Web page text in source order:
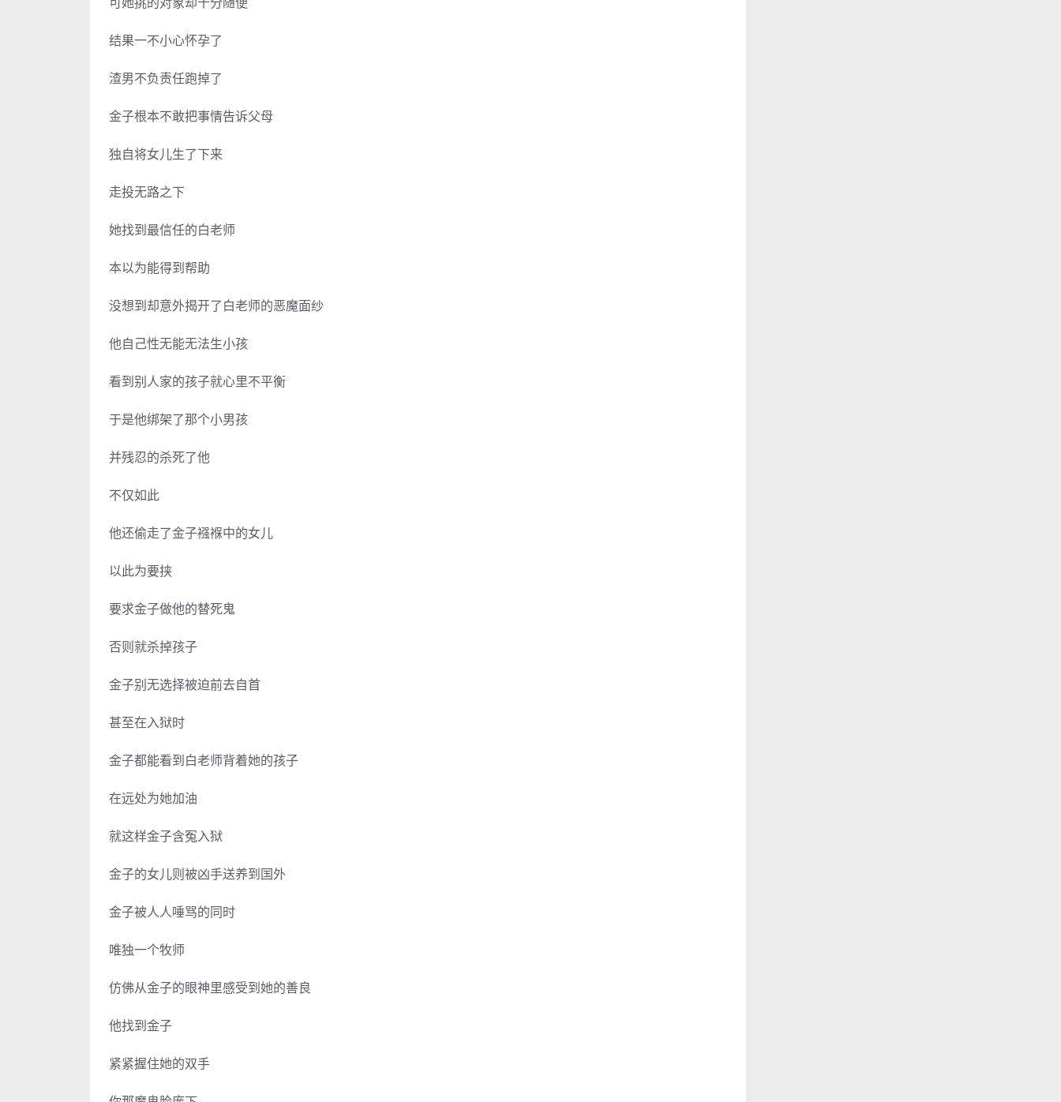
结果一不小心怀孕了
渣男不负责任跑掉了
金子根本不敢把事情告诉父母
独自将女儿生了下来
走投无路之下
她找到最信任的白老师
本以为能得到帮助
没想到却意外揭开了白老师的恶魔面纱
他自己性无能无法生小孩
看到别人家的孩子就心里不平衡
于是他绑架了那个小男孩
并残忍的杀死了他
不仅如此
他还偷走了金子襁褓中的女儿
以此为要挟
要求金子做他的替死鬼
否则就杀掉孩子
金子别无选择被迫前去自首
甚至在入狱时
金子都能看到白老师背着她的孩子
在远处为她加油
就这样金子含冤入狱
金子的女儿则被凶手送养到国外
金子被人人唾骂的同时
唯独一个牧师
仿佛从金子的眼神里感受到她的善良
他找到金子
紧紧握住她的双手